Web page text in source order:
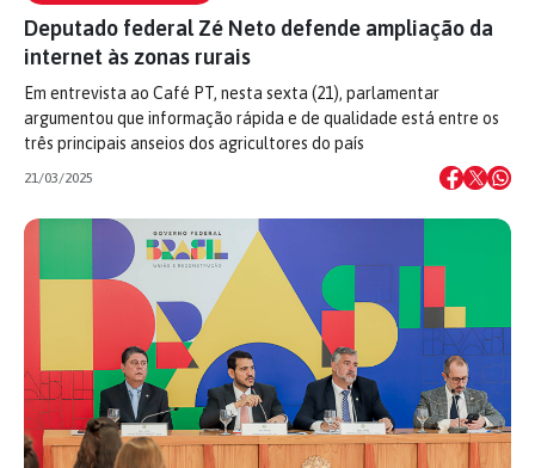
Deputado federal Zé Neto defende ampliação da
internet às zonas rurais
Em entrevista ao Café PT, nesta sexta (21), parlamentar
argumentou que informação rápida e de qualidade está entre os
três principais anseios dos agricultores do país
21/03/2025